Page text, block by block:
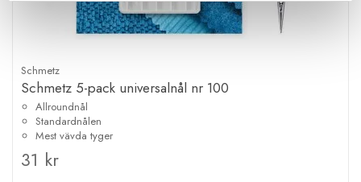
Schmetz
Schmetz 5-pack universalnål nr 100
Allroundnål
Standardnålen
Mest vävda tyger
31 kr